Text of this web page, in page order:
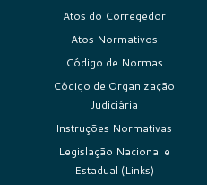
Atos do Corregedor
Atos Normativos
Código de Normas
Código de Organização
Judiciária
Instruções Normativas
Legislação Nacional e
Estadual (Links)